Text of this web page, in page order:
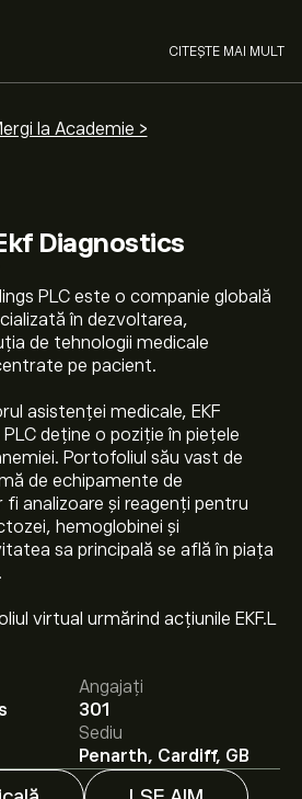
Diagnostics
PLC este o companie globală
în dezvoltarea,
de tehnologii medicale
pe pacient.
asistenței medicale, EKF
deține o poziție în piețele
Portofoliul său vast de
de echipamente de
analizoare și reagenți pentru
hemoglobinei și
sa principală se află în piața
virtual urmărind acțiunile EKF.L
Angajați
301
Sediu
Penarth, Cardiff, GB
CITEȘTE MAI MULT
la Academie >
EKF.L este 26.10‎p‎.
acțiunile Ekf Diagnostics
Creează-ți un cont
și ținte de preț.